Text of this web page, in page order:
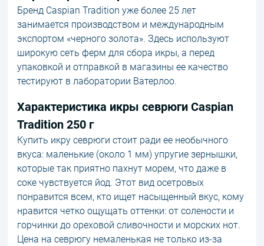
Бренд Caspian Tradition уже более 25 лет
занимается производством и международным
экспортом «черного золота». Здесь используют
широкую сеть ферм для сбора икры, а перед
упаковкой и отправкой в магазины ее качество
тестируют в лаборатории Ватерлоо.
Характеристика икры севрюги Caspian
Tradition 250 г
Купить икру севрюги стоит ради ее необычного
вкуса: маленькие (около 1 мм) упругие зернышки,
которые так приятно пахнут морем, что даже в
соке чувствуется йод. Этот вид осетровых
понравится всем, кто ищет насыщенный вкус, кому
нравится четко ощущать оттенки: от солености и
горчинки до ореховой сливочности и морских нот.
Цена на севрюгу немаленькая не только из-за